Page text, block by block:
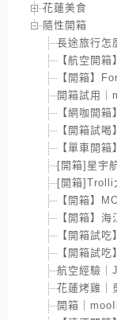
花蓮美食
隨性開箱
長途旅行怎
【航空開
【開箱】
開箱試用
【網咖開
【開箱試
【單車開
[開箱]星宇
[開箱]Trolli
【開箱】
【開箱】
【開箱試
【開箱試
航空經驗｜
花蓮烤雞｜
開箱｜